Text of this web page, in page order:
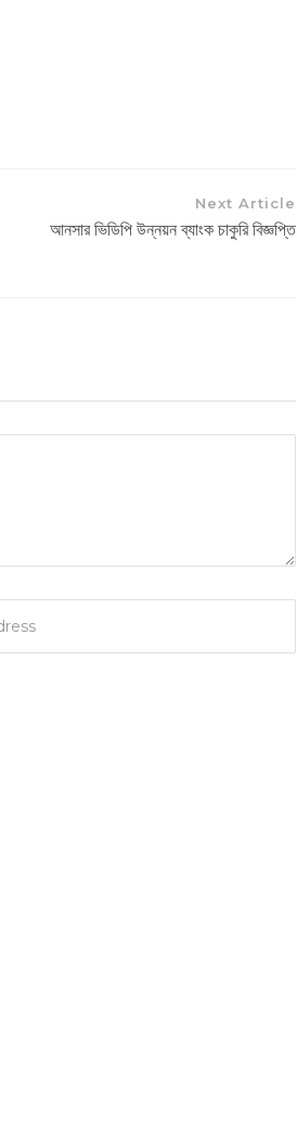
Next Article
আনসার ভিডিপি উন্নয়ন ব্যাংক চাকুরি বিজ্ঞপ্তি